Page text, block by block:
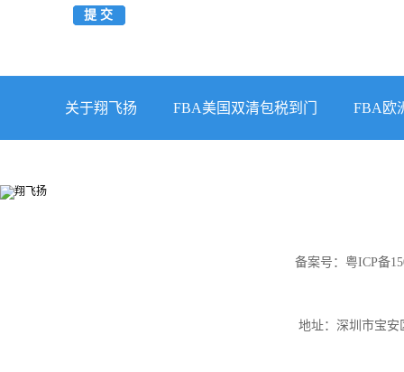
关于翔飞扬 FBA美国双清包税到门 FBA欧
备案号： 粤ICP备
地址：深圳市宝安